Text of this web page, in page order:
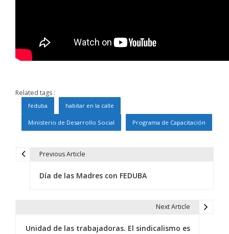
Related tags :
feduba habitar en la calle
Ministerio de Desarrollo Social Programa de Capacitación
Previous Article
Día de las Madres con FEDUBA
Next Article
Unidad de las trabajadoras. El sindicalismo es